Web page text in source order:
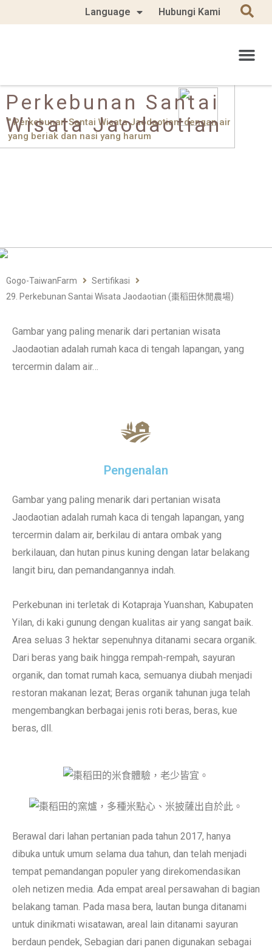
Language Hubungi Kami
" Perkebunan Santai Wisata Jaodaotian" dengan air
yang beriak dan nasi yang harum
Perkebunan Santai
Wisata Jaodaotian
Gogo-TaiwanFarm
Sertifikasi
29. Perkebunan Santai Wisata Jaodaotian (棗稻田休閒農場)
Gambar yang paling menarik dari pertanian wisata
Jaodaotian adalah rumah kaca di tengah lapangan, yang
tercermin dalam air…
Pengenalan
Gambar yang paling menarik dari pertanian wisata
Jaodaotian adalah rumah kaca di tengah lapangan, yang
tercermin dalam air, berkilau di antara ombak yang
berkilauan, dan hutan pinus kuning dengan latar belakang
langit biru, dan pemandangannya indah.
Perkebunan ini terletak di Kotapraja Yuanshan, Kabupaten
Yilan, di kaki gunung dengan kualitas air yang sangat baik.
Area seluas 3 hektar sepenuhnya ditanami secara organik.
Dari beras yang baik hingga rempah-rempah, sayuran
organik, dan tomat rumah kaca, semuanya diubah menjadi
restoran makanan lezat; Beras organik tahunan juga telah
mengembangkan berbagai jenis roti beras, beras, kue
beras, dll.
Berawal dari lahan pertanian pada tahun 2017, hanya
dibuka untuk umum selama dua tahun, dan telah menjadi
tempat pemandangan populer yang direkomendasikan
oleh netizen media. Ada empat areal persawahan di bagian
belakang taman. Pada masa bera, lautan bunga ditanami
untuk dinikmati wisatawan, areal lain ditanami sayuran
berdaun pendek, Sebagian dari panen digunakan sebagai